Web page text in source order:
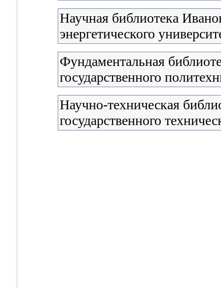
Научная библиотека
энергетического
Фундаментальная
государственного
Научно-техническая
государственного